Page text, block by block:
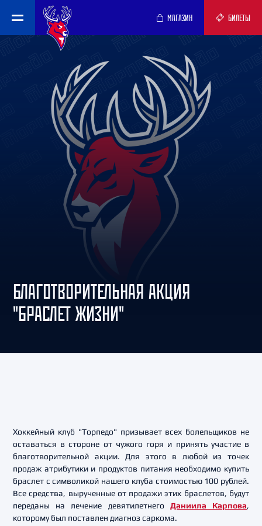
МАГАЗИН БИЛЕТЫ
БЛАГОТВОРИТЕЛЬНАЯ АКЦИЯ
"БРАСЛЕТ ЖИЗНИ"
Хоккейный клуб "Торпедо" призывает всех болельщиков не
оставаться в стороне от чужого горя и принять участие в
благотворительной акции. Для этого в любой из точек
продаж атрибутики и продуктов питания необходимо купить
браслет с символикой нашего клуба стоимостью 100 рублей.
Все средства, вырученные от продажи этих браслетов, будут
переданы на лечение девятилетнего Даниила Карпова,
которому был поставлен диагноз саркома.